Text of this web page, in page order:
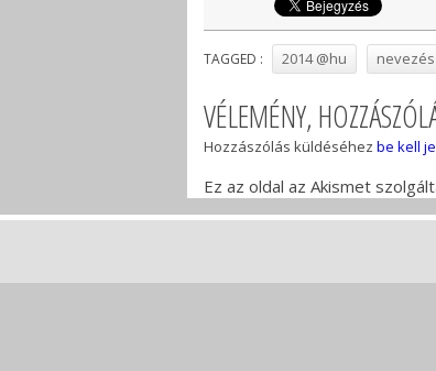
TAGGED : 2014 @hu nevezés
VÉLEMÉNY,
Hozzászólás küldéséhez be kell
Ez az oldal az Akismet